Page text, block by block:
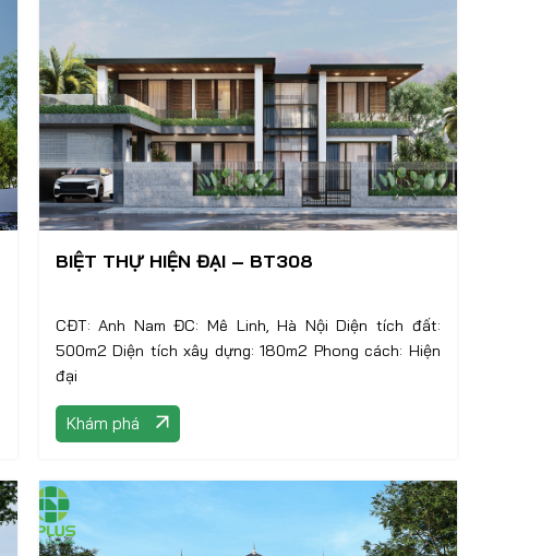
BIỆT THỰ HIỆN ĐẠI – BT308
CĐT: Anh Nam ĐC: Mê Linh, Hà Nội Diện tích đất:
500m2 Diện tích xây dựng: 180m2 Phong cách: Hiện
đại
Khám phá